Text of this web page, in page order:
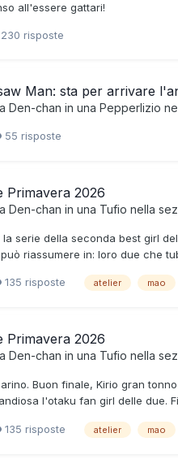
all'essere gattari!
230 risposte
Man: sta per arrivare
Den-chan in una Pepperlizio
55 risposte
Primavera 2026
Den-chan in una Tufio nella
serie della seconda best girl
riassumere in: loro due che
135 risposte atelier mao
Primavera 2026
Den-chan in una Tufio nella
Buon finale, Kirio gran
l'otaku fan girl delle due.
135 risposte atelier mao